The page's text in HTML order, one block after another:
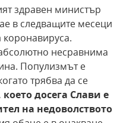
здравен министър
в следващите месеци
коронавируса.
несравнима
Популизмът е
трябва да се
досега Слави е
на недоволството